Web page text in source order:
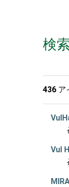
検
436 ア
Vul